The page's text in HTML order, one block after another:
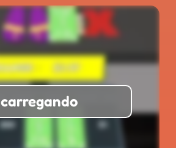
carregando